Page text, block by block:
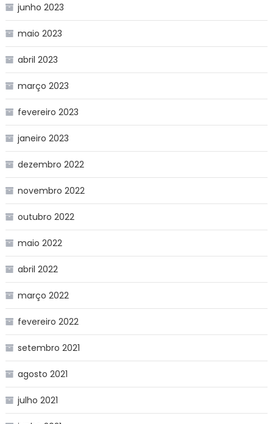
junho 2023
maio 2023
abril 2023
março 2023
fevereiro 2023
janeiro 2023
dezembro 2022
novembro 2022
outubro 2022
maio 2022
abril 2022
março 2022
fevereiro 2022
setembro 2021
agosto 2021
julho 2021